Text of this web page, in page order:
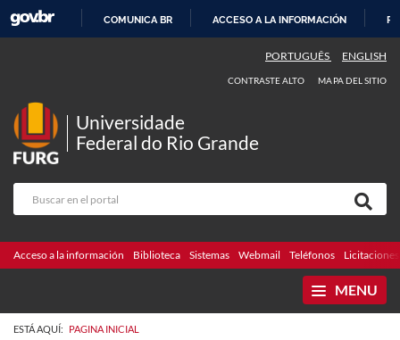
CONTENIDO
COMUNICA BR ACCESO A LA INFORMACIÓN
PORTUGUÊS ENGLISH
CONTRASTE ALTO MAPA DEL SITIO
Universidade
Federal do Rio Grande
Acceso a la información Biblioteca Sistemas Webmail Teléfonos Licitaciones
MENU
ESTÁ AQUÍ: PAGINA INICIAL